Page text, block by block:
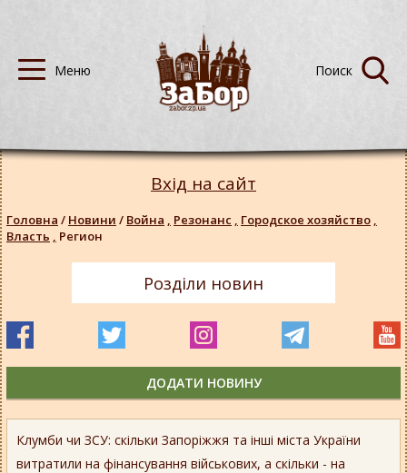
Клумби чи ЗСУ: скільки Запоріжжя та інші міста України
витратили на фінансування військових, а скільки - на
Вхід на сайт
Головна / Новини / Война , Резонанс , Городское хозяйство ,
Власть , Регион
Розділи новин
ДОДАТИ НОВИНУ